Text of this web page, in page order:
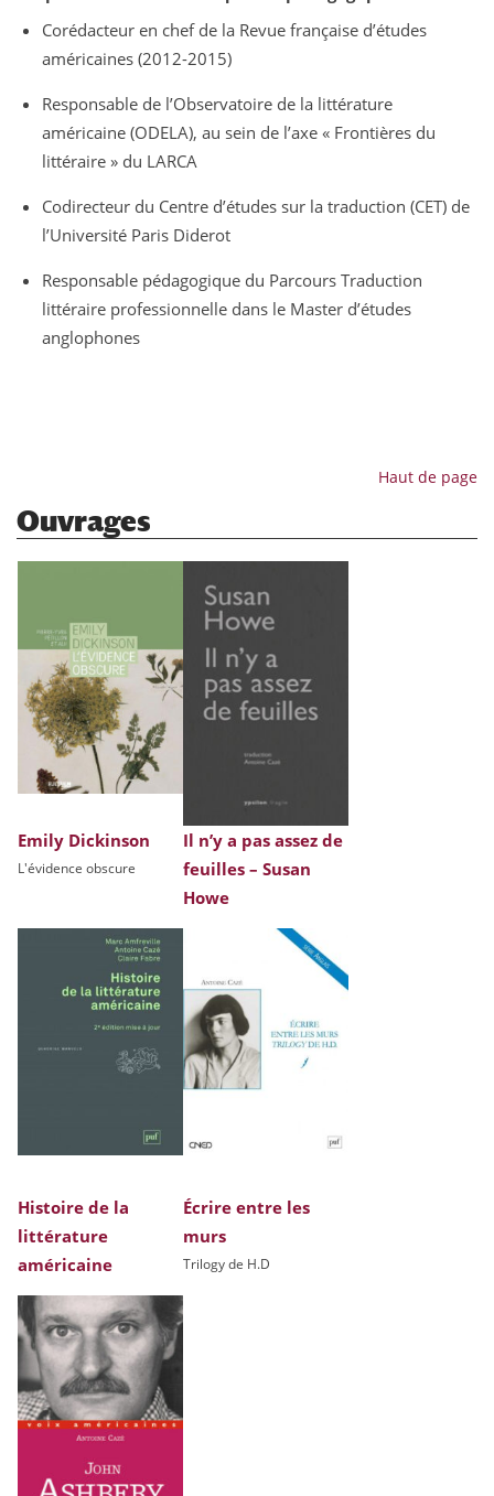
Corédacteur en chef de la Revue française d’études
américaines (2012-2015)
Responsable de l’Observatoire de la littérature
américaine (ODELA), au sein de l’axe « Frontières du
littéraire » du LARCA
Codirecteur du Centre d’études sur la traduction (CET) de
l’Université Paris Diderot
Responsable pédagogique du Parcours Traduction
littéraire professionnelle dans le Master d’études
anglophones
Haut de page
Ouvrages
Emily Dickinson
L'évidence obscure
Il n’y a pas assez de
feuilles – Susan
Howe
Histoire de la
littérature
américaine
Écrire entre les
murs
Trilogy de H.D